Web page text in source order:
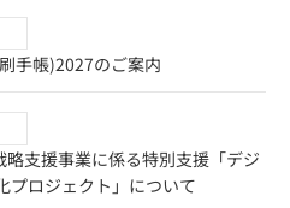
手帳)2027のご案内
支援事業に係る特別支援「デジ
プロジェクト」について